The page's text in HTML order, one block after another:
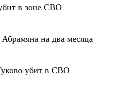
в зоне СВО
на два месяца
убит в СВО